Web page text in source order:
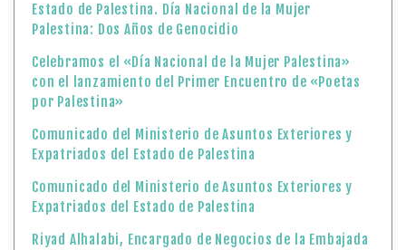
Estado de Palestina. Día Nacional de la Mujer
Palestina: Dos Años de Genocidio
Celebramos el «Día Nacional de la Mujer Palestina»
con el lanzamiento del Primer Encuentro de «Poetas
por Palestina»
Comunicado del Ministerio de Asuntos Exteriores y
Expatriados del Estado de Palestina
Comunicado del Ministerio de Asuntos Exteriores y
Expatriados del Estado de Palestina
Riyad Alhalabi, Encargado de Negocios de la Embajada